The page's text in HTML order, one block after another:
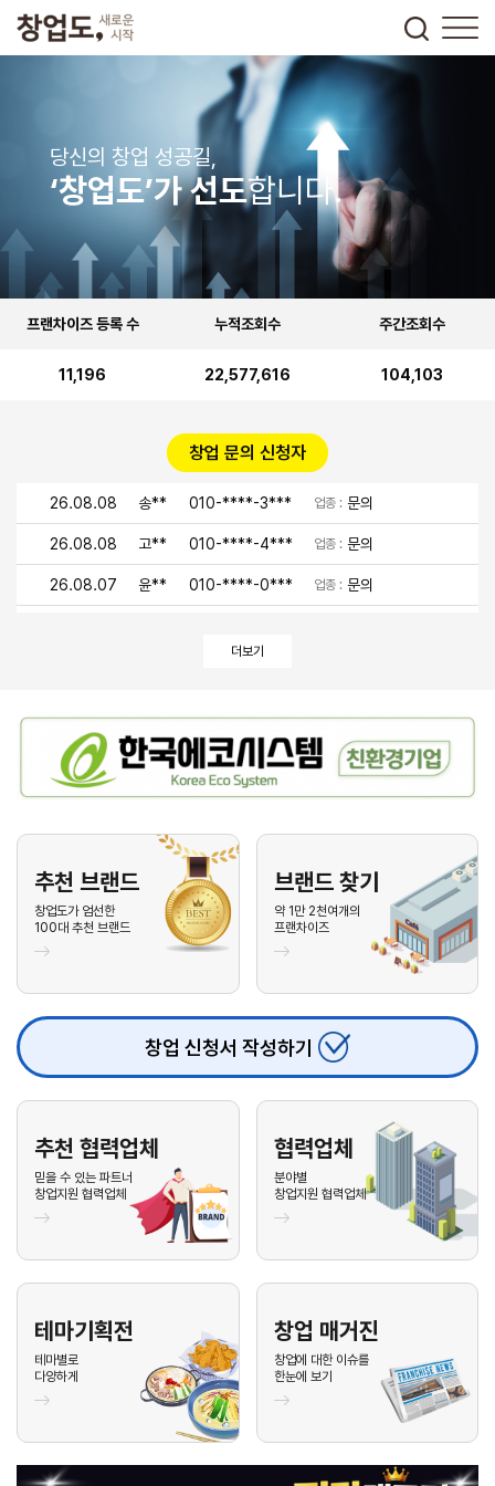
당신의 창업 성공길,
‘창업도’가 선도합니다.
프랜차이즈 등록 수 누적조회수 주간조회수
11,196 22,577,616 104,103
창업 문의 신청자
26.08.08 송** 010-****-3*** 업종 : 문의
26.08.08 고** 010-****-4*** 업종 : 문의
26.08.07 윤** 010-****-0*** 업종 : 문의
26.08.06 최** 010-****-3*** 업종 : 문의
26.08.06 010-****-9***
26.08.06 유** 010-****-4*** 업종 : 문의
26.08.05 010-****-1*** 업종 : 문의
26.08.05 박** 010-****-2*** 업종 : 문의
26.08.05 010-****-7*** 문의
26.08.05 김** 010-****-2*** 업종 : 문의
이** 010-****-7*** 업종 : 문의
26.08.05 기** 010-****-7*** 업종 : 문의
26.08.04 이** 010-****-1*** 업종 : 문의
26.08.04 서** 010-****-3*** 업종 : 문의
신** 010-****-1***
26.08.03 김** 010-****-5*** 업종 : 문의
26.08.03 010-****-0*** 업종 : 문의
26.08.03 김** 010-****-6*** 업종 : 문의
26.08.03 이** 010-****-3***
26.08.03 안** 010-****-1*** 업종 : 문의
더보기
추천 브랜드
창업도가 엄선한
100대 추천 브랜드
브랜드 찾기
약 1만 2천여개의
프랜차이즈
창업 신청서 작성하기
추천 협력업체
믿을 수 있는 파트너
창업지원 협력업체
협력업체
분야별
창업지원 협력업체
테마기획전
테마별로
다양하게
창업 매거진
창업에 대한 이슈를
한눈에 보기